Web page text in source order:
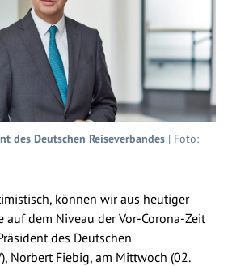
des Deutschen Reiseverbandes | Foto:
können wir aus heutiger
auf dem Niveau der Vor-Corona-Zeit
des Deutschen
Norbert Fiebig, am Mittwoch (02.